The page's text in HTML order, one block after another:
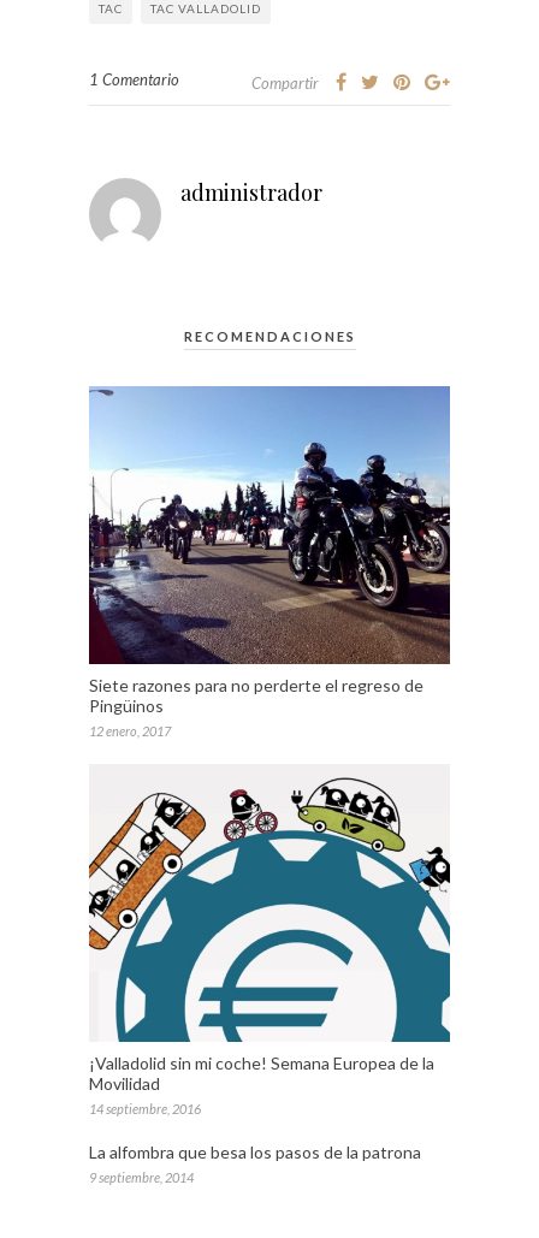
TAC TAC VALLADOLID
1 Comentario Compartir
administrador
RECOMENDACIONES
Siete razones para no perderte el regreso de
Pingüinos
12 enero, 2017
¡Valladolid sin mi coche! Semana Europea de la
Movilidad
14 septiembre, 2016
La alfombra que besa los pasos de la patrona
9 septiembre, 2014